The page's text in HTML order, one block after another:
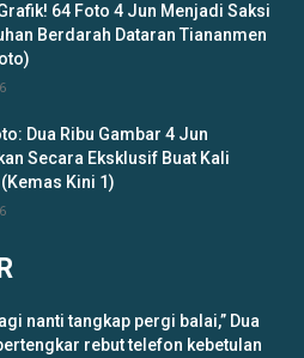
64 Foto 4 Jun Menjadi Saksi
Berdarah Dataran Tiananmen
Dua Ribu Gambar 4 Jun
Secara Eksklusif Buat Kali
Kini 1)
nanti tangkap pergi balai,” Dua
rebut telefon kebetulan